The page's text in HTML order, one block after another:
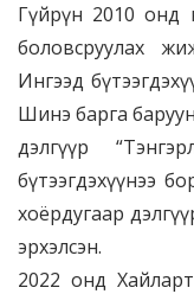
Гүйрүн 2010 онд
боловсруулах
Ингээд
Шинэ барга
дэлгүүр
бүтээгдэхүүнээ
хоёрдугаар
эрхэлсэн.
2022 онд